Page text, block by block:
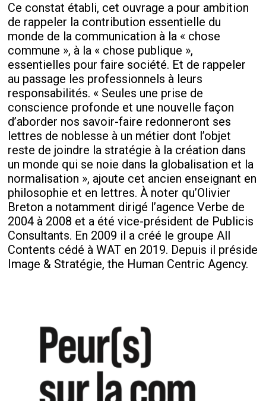
Ce constat établi, cet ouvrage a pour ambition
de rappeler la contribution essentielle du
monde de la communication à la « chose
commune », à la « chose publique »,
essentielles pour faire société. Et de rappeler
au passage les professionnels à leurs
responsabilités. « Seules une prise de
conscience profonde et une nouvelle façon
d’aborder nos savoir-faire redonneront ses
lettres de noblesse à un métier dont l’objet
reste de joindre la stratégie à la création dans
un monde qui se noie dans la globalisation et la
normalisation », ajoute cet ancien enseignant en
philosophie et en lettres. À noter qu’Olivier
Breton a notamment dirigé l’agence Verbe de
2004 à 2008 et a été vice-président de Publicis
Consultants. En 2009 il a créé le groupe All
Contents cédé à WAT en 2019. Depuis il préside
Image & Stratégie, the Human Centric Agency.